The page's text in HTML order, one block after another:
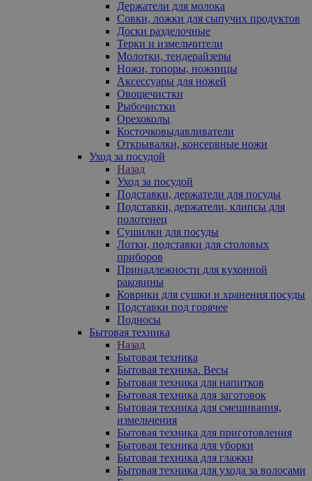
Держатели для молока
Совки, ложки для сыпучих продуктов
Доски разделочные
Терки и измельчители
Молотки, тендерайзеры
Ножи, топоры, ножницы
Аксессуары для ножей
Овощечистки
Рыбочистки
Орехоколы
Косточковыдавливатели
Открывалки, консервные ножи
Уход за посудой
Назад
Уход за посудой
Подставки, держатели для посуды
Подставки, держатели, клипсы для
полотенец
Сушилки для посуды
Лотки, подставки для столовых
приборов
Принадлежности для кухонной
раковины
Коврики для сушки и хранения посуды
Подставки под горячее
Подносы
Бытовая техника
Назад
Бытовая техника
Бытовая техника. Весы
Бытовая техника для напитков
Бытовая техника для заготовок
Бытовая техника для смешивания,
измельчения
Бытовая техника для приготовления
Бытовая техника для уборки
Бытовая техника для глажки
Бытовая техника для ухода за волосами